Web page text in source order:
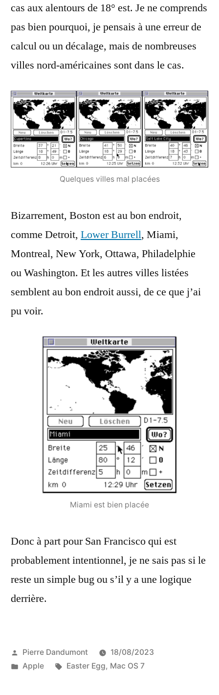
cas aux alentours de 18° est. Je ne comprends
pas bien pourquoi, je pensais à une erreur de
calcul ou un décalage, mais de nombreuses
villes nord-américaines sont dans le cas.
Quelques villes mal placées
Bizarrement, Boston est au bon endroit,
comme Detroit, Lower Burrell, Miami,
Montreal, New York, Ottawa, Philadelphie
ou Washington. Et les autres villes listées
semblent au bon endroit aussi, de ce que j’ai
pu voir.
Miami est bien placée
Donc à part pour San Francisco qui est
probablement intentionnel, je ne sais pas si le
reste un simple bug ou s’il y a une logique
derrière.
Publié
par
Pierre Dandumont
18/08/2023
Publié
Apple Étiquettes :
Easter Egg, Mac OS 7